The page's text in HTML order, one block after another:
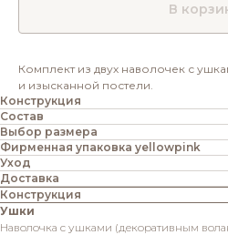
В
Комплект из двух наволочек с
и изысканной постели.
Конструкция
Состав
Выбор размера
Фирменная упаковка yellowpink
Уход
Доставка
Конструкция
Ушки
Наволочка с ушками (декоративным